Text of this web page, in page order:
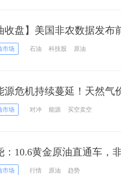
收盘】美国非农数据发
克+坚持产出计划 油价触
市场 石油 科技股 原油
源危机持续蔓延！天然气
英国能源供应商接连倒闭
市场 对冲 能源 买空卖空
：10.6黄金原油直通车，
上
市场 行情 原油 趋势